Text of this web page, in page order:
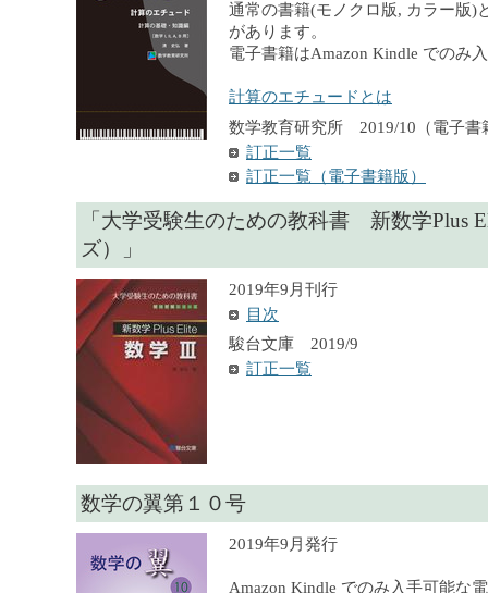
通常の書籍(モノクロ版, カラー版)
があります。
電子書籍はAmazon Kindle でのみ
計算のエチュードとは
数学教育研究所 2019/10（電子書
訂正一覧
訂正一覧（電子書籍版）
「大学受験生のための教科書 新数学Plus
ズ）」
2019年9月刊行
目次
駿台文庫 2019/9
訂正一覧
数学の翼第１０号
2019年9月発行
Amazon Kindle でのみ入手可能な